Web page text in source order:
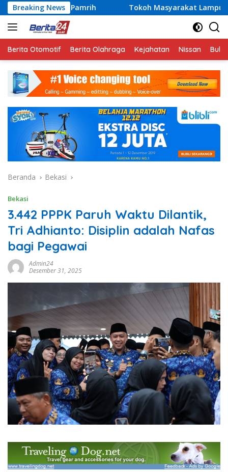
Langsung
ke
konten
Breaking NewsTokoh Masyarakat Lampung Jadi Penggerak
Berita Otomotif Berita Olahraga Kejahatan Nissan
Beranda Bekasi
Bekasi
3.442 PPPK Paruh Waktu Dilantik,
Tri Adhianto: Disiplin adalah Nafas
bagi Pegawai
Admin24
Desember 31, 2025